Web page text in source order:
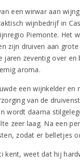
een wirwar aan
wijnbedrijf in
Piemonte. Het
zijn druiven aan
jaren zeventig over
aroma.
een wijnkelder
van de
wordt daarna
zeer laag. Na een
zodat er belletjes
kent, weet dat hij